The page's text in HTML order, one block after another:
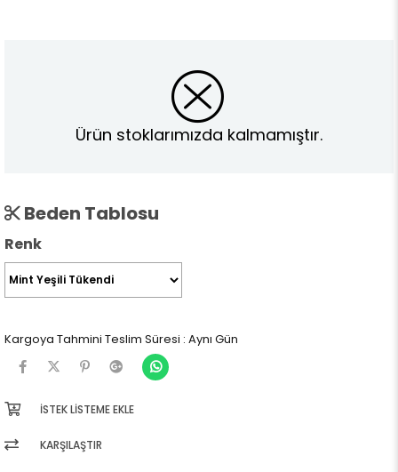
Ürün stoklarımızda kalmamıştır.
Beden Tablosu
Renk
Kargoya Tahmini Teslim Süresi : Aynı Gün
İSTEK LISTEME EKLE
KARŞILAŞTIR